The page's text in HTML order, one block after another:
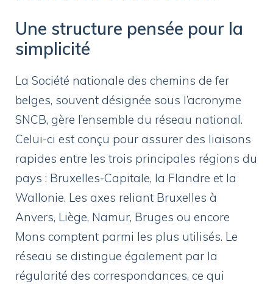
Une structure pensée pour la
simplicité
La Société nationale des chemins de fer
belges, souvent désignée sous l’acronyme
SNCB, gère l’ensemble du réseau national.
Celui-ci est conçu pour assurer des liaisons
rapides entre les trois principales régions du
pays : Bruxelles-Capitale, la Flandre et la
Wallonie. Les axes reliant Bruxelles à
Anvers, Liège, Namur, Bruges ou encore
Mons comptent parmi les plus utilisés. Le
réseau se distingue également par la
régularité des correspondances, ce qui